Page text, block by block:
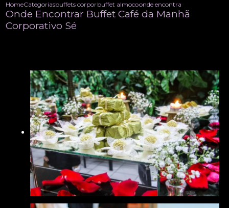
HomeCategoriasbuffets corporativobuffet almoco corporativoonde encontrar buffet cafe da
Onde Encontrar Buffet Café da Manhã
Corporativo Sé